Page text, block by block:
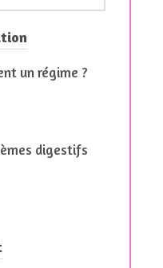
un régime ?
digestifs